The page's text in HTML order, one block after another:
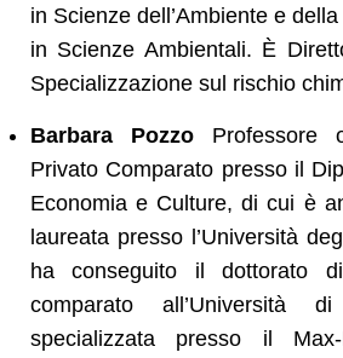
in Scienze dell’Ambiente e
in Scienze Ambientali. È
Specializzazione sul rischio
Barbara Pozzo Professore
Privato Comparato presso il
Economia e Culture, di cui è
laureata presso l’Università
ha conseguito il dottorato
comparato
specializzata presso il